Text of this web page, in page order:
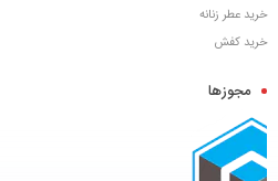
خرید عطر زنانه
خرید کفش
مجوزها